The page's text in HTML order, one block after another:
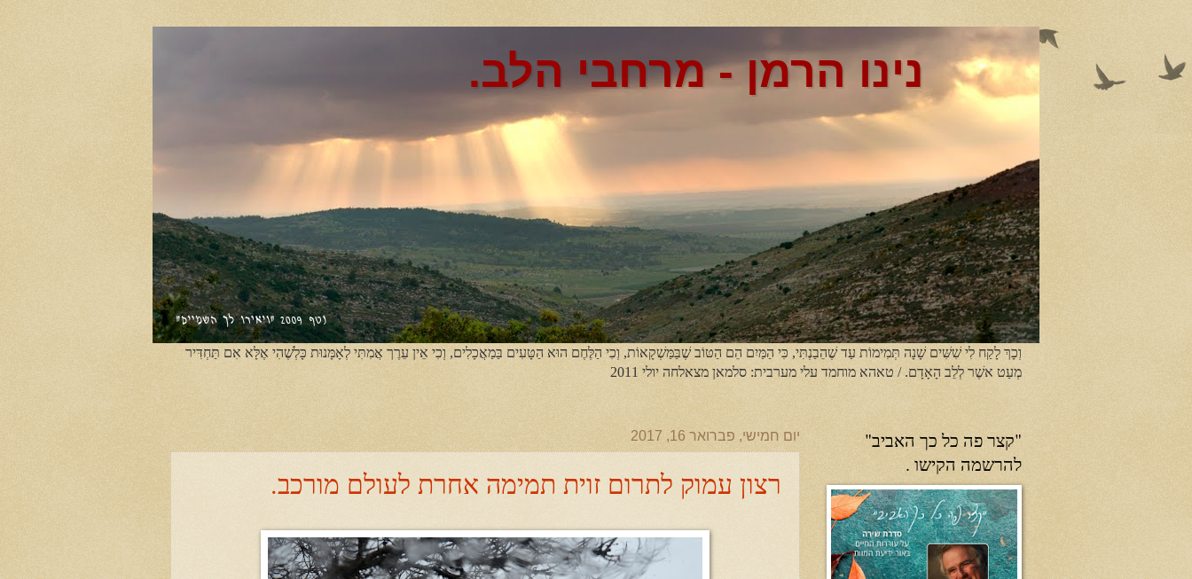
נינו הרמן - מרחבי הלב.
וְכָךְ לָקַח לִי שִׁשִּׁים שָׁנָה תְּמִימוֹת עַד שֶׁהֵבַנְתִּי, כִּי הַמַּיִם הֵם הַטּוֹב שֶׁבַּמַּשְׁקָאוֹת, וְכִי הַלֶּחֶם הוּא הַטָּעִים בַּמַאֲכָלִים, וְכִי אֵין עֵרֶך אֲמִתִּי לְאָמָּנוּת כָּלְשֶׁהִי אֶלָּא אִם תַּחְדִּיר
מְעַט אשֶׁר לְלֵב הָאָדָם. / טאהא מוחמד עלי מערבית: סלמאן מצאלחה יולי 2011
יום חמישי, פברואר 16, 2017
רצון עמוק לתרום זוית תמימה אחרת לעולם מורכב.
"קצר פה כל כך האביב"
להרשמה הקישו .